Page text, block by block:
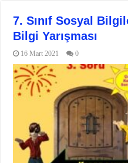
7. Sınıf Sosyal
Bilgi Yarışması
16 Mart 2021 0